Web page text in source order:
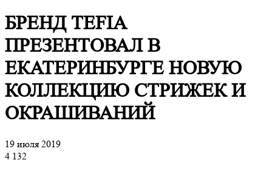
БРЕНД TEFIA
ПРЕЗЕНТОВАЛ В
ЕКАТЕРИНБУРГЕ НОВУЮ
КОЛЛЕКЦИЮ СТРИЖЕК И
ОКРАШИВАНИЙ
19 июля 2019
4 132